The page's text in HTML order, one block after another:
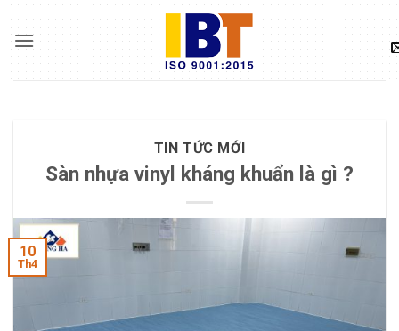
Skip
to
content
TIN TỨC MỚI
Sàn nhựa vinyl kháng khuẩn là gì ?
10
Th4